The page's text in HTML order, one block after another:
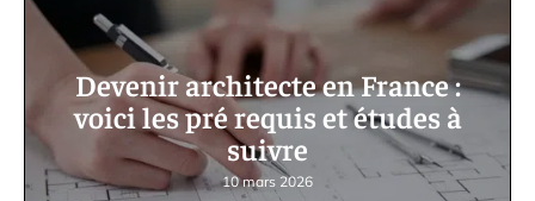
Devenir architecte en France :
voici les pré requis et études à
suivre
10 mars 2026